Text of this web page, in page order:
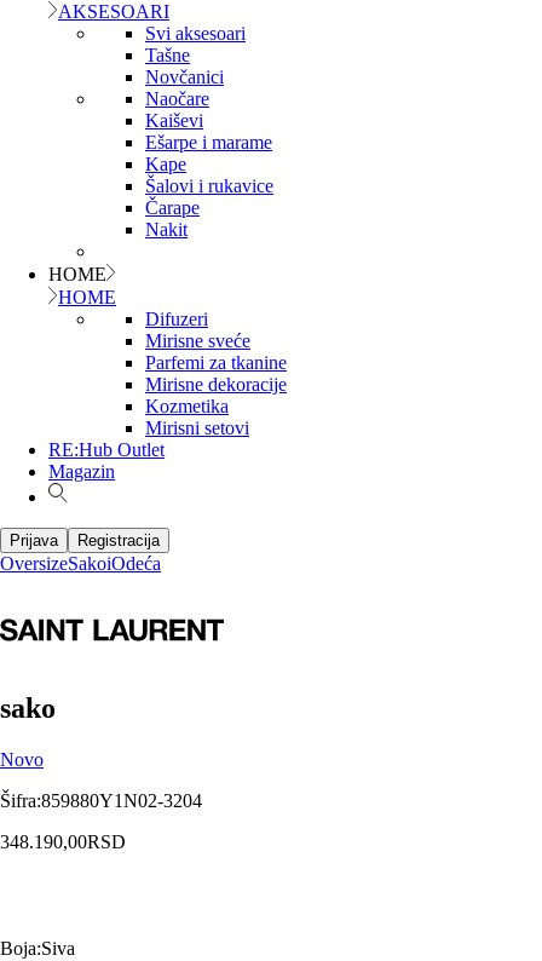
AKSESOARI
Svi aksesoari
Tašne
Novčanici
Naočare
Kaiševi
Ešarpe i marame
Kape
Šalovi i rukavice
Čarape
Nakit
HOME
HOME
Difuzeri
Mirisne sveće
Parfemi za tkanine
Mirisne dekoracije
Kozmetika
Mirisni setovi
RE:Hub Outlet
Magazin
Prijava Registracija
OversizeSakoiOdeća
sako
Novo
Šifra:859880Y1N02-3204
348.190,00RSD
Boja:Siva